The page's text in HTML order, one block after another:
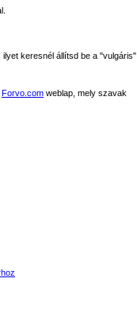
keresnél állítsd be a "vulgáris"
Forvo.com weblap, mely szavak